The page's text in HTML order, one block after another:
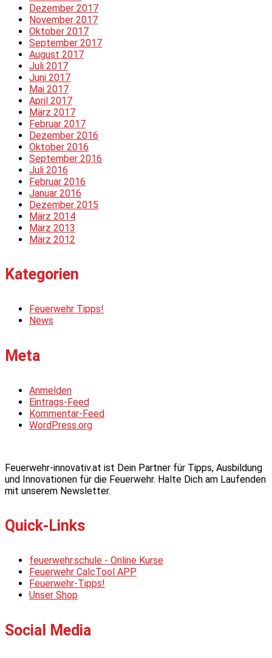
Dezember 2017
November 2017
Oktober 2017
September 2017
August 2017
Juli 2017
Juni 2017
Mai 2017
April 2017
März 2017
Februar 2017
Dezember 2016
Oktober 2016
September 2016
Juli 2016
Februar 2016
Januar 2016
Dezember 2015
März 2014
März 2013
März 2012
Kategorien
Feuerwehr Tipps!
News
Meta
Anmelden
Eintrags-Feed
Kommentar-Feed
WordPress.org
Feuerwehr-innovativ.at ist Dein Partner für Tipps, Ausbildung
und Innovationen für die Feuerwehr. Halte Dich am Laufenden
mit unserem Newsletter.
Quick-Links
feuerwehr.schule - Online Kurse
Feuerwehr CalcTool APP
Feuerwehr-Tipps!
Unser Shop
Social Media